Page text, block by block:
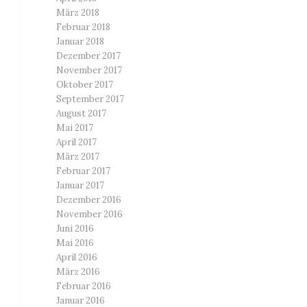
März 2018
Februar 2018
Januar 2018
Dezember 2017
November 2017
Oktober 2017
September 2017
August 2017
Mai 2017
April 2017
März 2017
Februar 2017
Januar 2017
Dezember 2016
November 2016
Juni 2016
Mai 2016
April 2016
März 2016
Februar 2016
Januar 2016